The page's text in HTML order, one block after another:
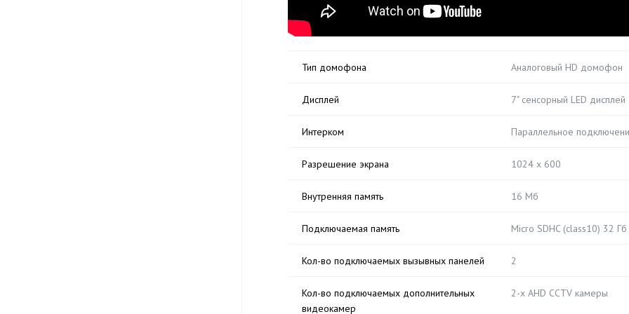
Тип домофона Аналоговый HD домофон
Дисплей 7" сенсорный LED дисплей
Интерком Параллельное
Разрешение экрана 1024 х 600
Внутренняя память 16 Мб
Подключаемая память Micro SDHC (class10) 32 Гб
Кол-во подключаемых вызывных панелей 2
Кол-во подключаемых дополнительных
видеокамер
2-х AHD CCTV камеры